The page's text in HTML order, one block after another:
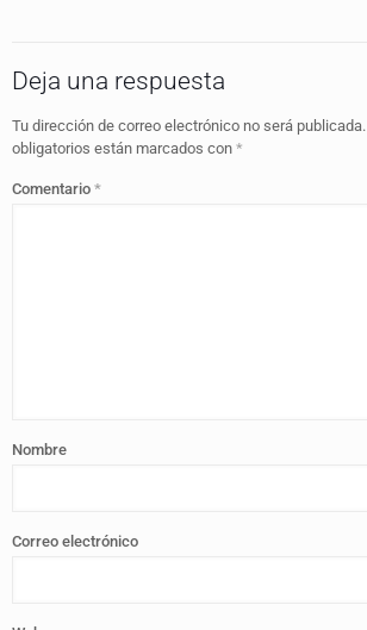
Deja una respuesta
Tu dirección de correo electrónico no será publicada.
obligatorios están marcados con *
Comentario *
Nombre
Correo electrónico